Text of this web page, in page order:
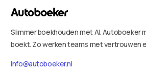
Slimmer boekhouden met AI. Autoboeker
boekt. Zo werken teams met vertrouwen
info@autoboeker.nl